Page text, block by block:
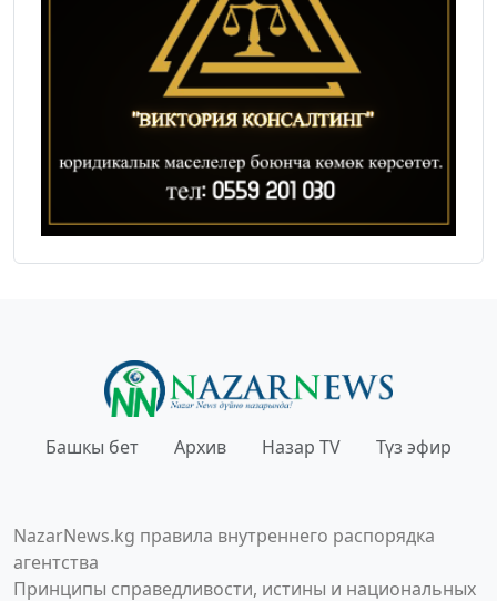
Башкы бет Архив Назар TV Түз эфир
NazarNews.kg правила внутреннего распорядка
агентства
Принципы справедливости, истины и национальных